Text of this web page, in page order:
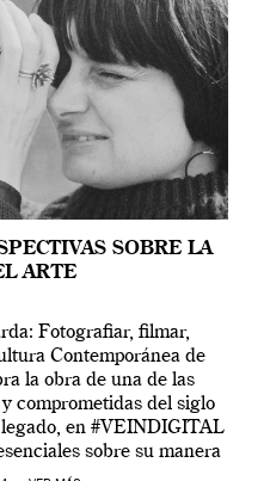
SOBRE LA
ARTE
Fotografiar, filmar,
Contemporánea de
la obra de una de las
comprometidas del siglo
en #VEINDIGITAL
sobre su manera
el arte contemporáneo.